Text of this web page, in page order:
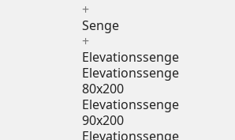
+
Senge
+
Elevationssenge
Elevationssenge
80x200
Elevationssenge
90x200
Elevationssenge